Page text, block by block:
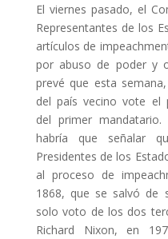
El viernes pasado, el
Representantes de los
artículos de
por abuso de poder y
prevé que esta
del país vecino vote el
del primer
habría que señalar
Presidentes de los
al proceso de
1868, que se salvó de
solo voto de los dos
Richard Nixon, en